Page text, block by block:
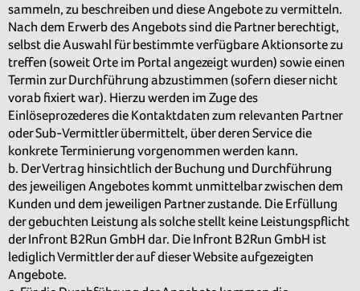
sammeln, zu beschreiben und diese Angebote zu vermitteln.
Nach dem Erwerb des Angebots sind die Partner berechtigt,
selbst die Auswahl für bestimmte verfügbare Aktionsorte zu
treffen (soweit Orte im Portal angezeigt wurden) sowie einen
Termin zur Durchführung abzustimmen (sofern dieser nicht
vorab fixiert war). Hierzu werden im Zuge des
Einlöseprozederes die Kontaktdaten zum relevanten Partner
oder Sub-Vermittler übermittelt, über deren Service die
konkrete Terminierung vorgenommen werden kann.
b. Der Vertrag hinsichtlich der Buchung und Durchführung
des jeweiligen Angebotes kommt unmittelbar zwischen dem
Kunden und dem jeweiligen Partner zustande. Die Erfüllung
der gebuchten Leistung als solche stellt keine Leistungspflicht
der Infront B2Run GmbH dar. Die Infront B2Run GmbH ist
lediglich Vermittler der auf dieser Website aufgezeigten
Angebote.